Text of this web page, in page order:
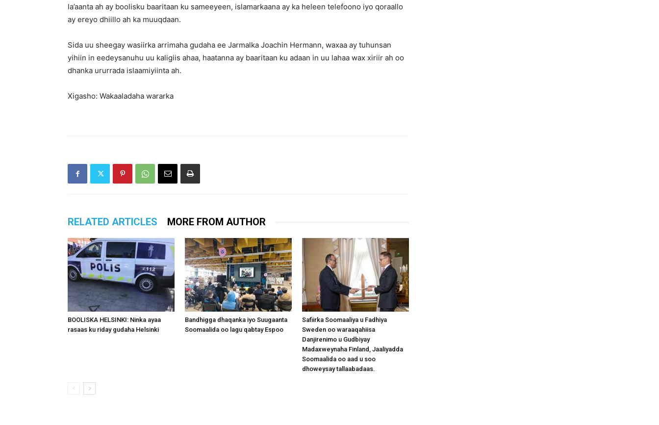
la’aanta ah ay boolisku baaritaan ku sameeyeen, islamarkaana ay ka heleen telefoono iyo qoraallo
ay ereyo dhiillo ah ka muuqdaan.
Sida uu sheegay wasiirka arrimaha gudaha ee Jarmalka Joachin Hermann, waxaa ay tuhunsan
yihiin in eedeysanuhu uu kaligiis ahaa, haatanna ay baaritaan ku adaan in uu lahaa wax xiriir ah oo
dhanka ururrada islaamiyiinta ah.
Xigasho: Wakaaladaha wararka
RELATED ARTICLES MORE FROM AUTHOR
BOOLISKA HELSINKI: Ninka ayaa
rasaas ku riday gudaha Helsinki
Bandhigga dhaqanka iyo Suugaanta
Soomaalida oo lagu qabtay Espoo
Safiirka Soomaaliya u Fadhiya
Sweden oo waraaqahiisa
Danjirenimo u Gudbiyay
Madaxweynaha Finland, Jaaliyadda
Soomaalida oo aad u soo
dhoweysay tallaabadaas.